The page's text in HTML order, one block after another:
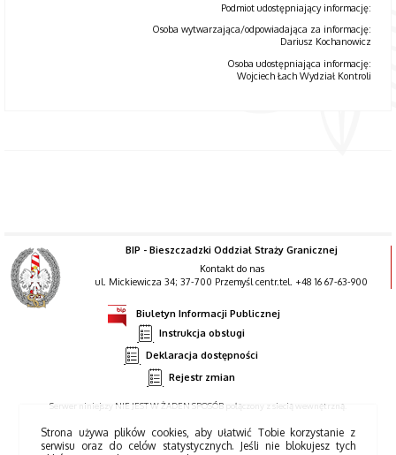
Podmiot udostępniający informację:
Osoba wytwarzająca/odpowiadająca za informację:
Dariusz Kochanowicz
Osoba udostępniająca informację:
Wojciech Łach Wydział Kontroli
BIP - Bieszczadzki Oddział Straży Granicznej
Kontakt do nas
ul. Mickiewicza 34; 37-700 Przemyśl centr.tel. +48 16 67-63-900
Biuletyn Informacji Publicznej
Instrukcja obsługi
Deklaracja dostępności
Rejestr zmian
Serwer niniejszy NIE JEST W ŻADEN SPOSÓB połączony z siecią wewnętrzną.
Strona używa plików cookies, aby ułatwić Tobie korzystanie z
serwisu oraz do celów statystycznych. Jeśli nie blokujesz tych